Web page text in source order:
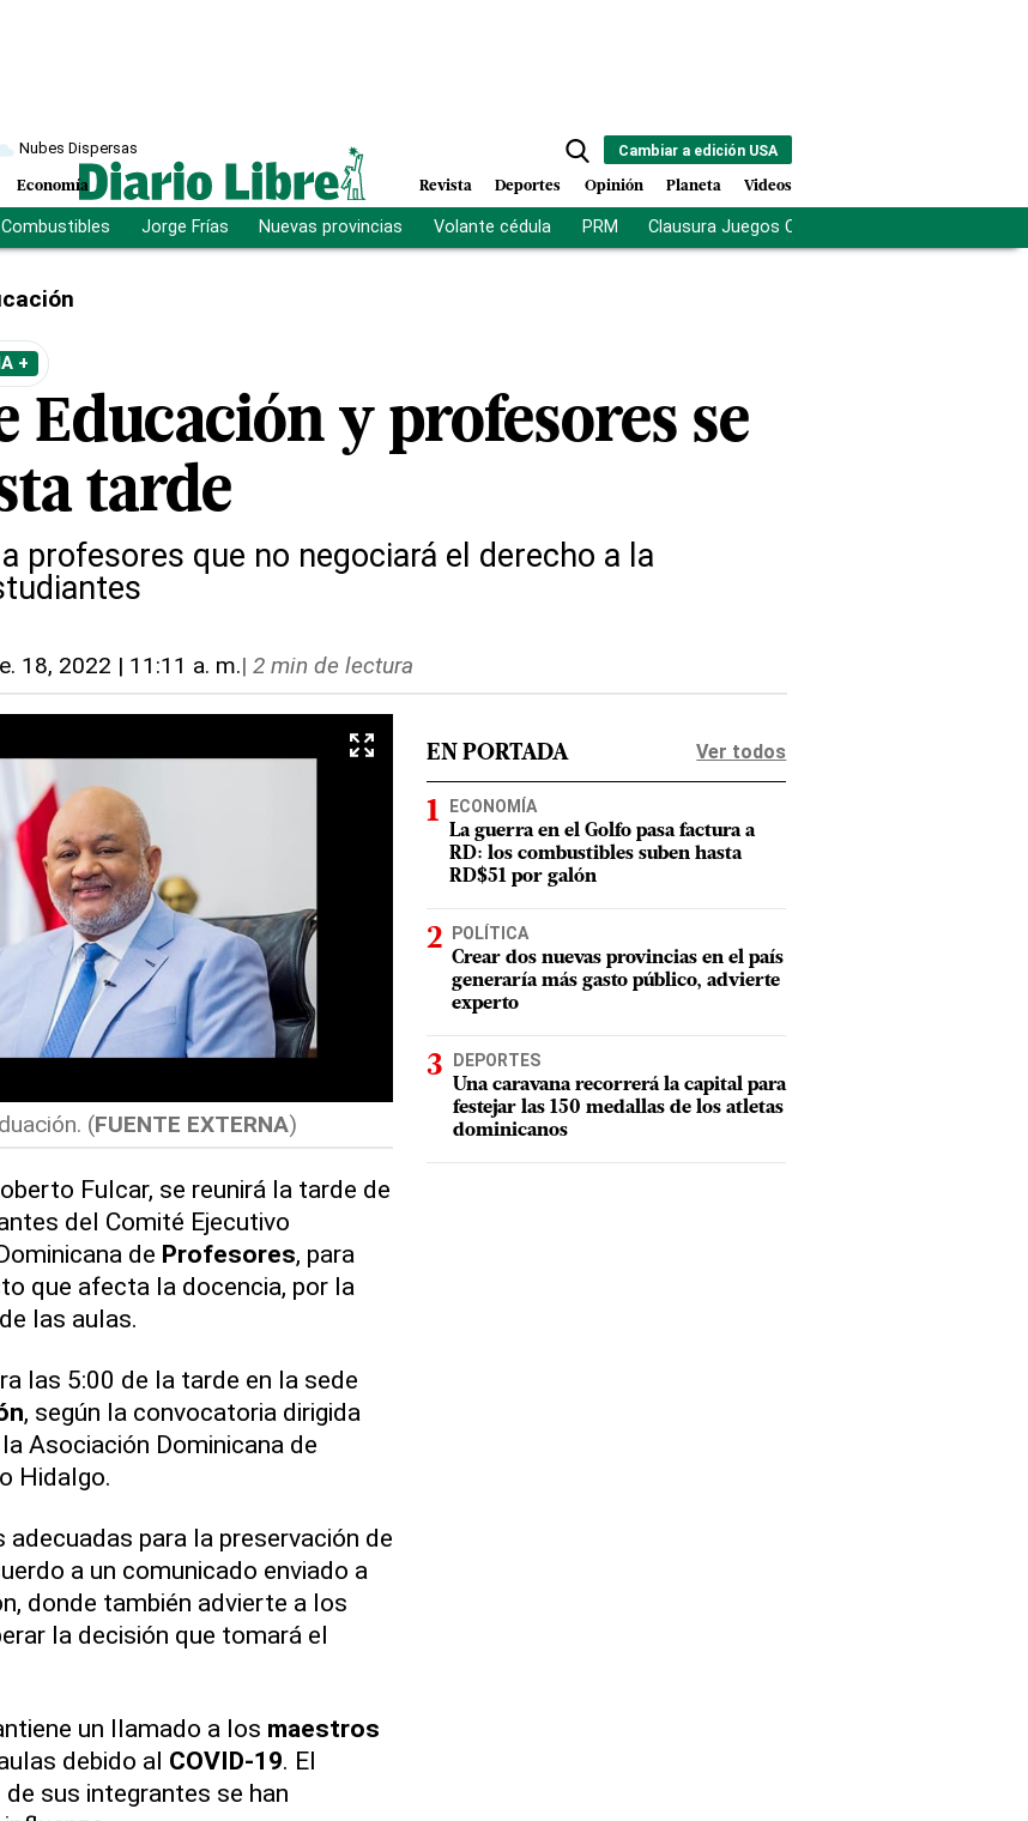
Nubes Dispersas
Economía
Cambiar a edición USA
Revista Deportes Opinión Planeta Videos
Combustibles Jorge Frías Nuevas provincias Volante cédula PRM Clausura Juegos Centroamericanos
+
Educación y profesores se
tarde
profesores que no negociará el derecho a la
18, 2022 | 11:11 a. m.| 2 min de lectura
(FUENTE EXTERNA)
Fulcar, se reunirá la tarde de
del Comité Ejecutivo
de Profesores, para
que afecta la docencia, por la
de las aulas.
las 5:00 de la tarde en la sede
, según la convocatoria dirigida
Asociación Dominicana de
Hidalgo.
para la preservación de
a un comunicado enviado a
donde también advierte a los
la decisión que tomará el
un llamado a los maestros
debido al COVID-19. El
sus integrantes se han
EN PORTADA Ver todos
ECONOMÍA
La guerra en el Golfo pasa factura a
RD: los combustibles suben hasta
RD$51 por galón
POLÍTICA
Crear dos nuevas provincias en el país
generaría más gasto público, advierte
experto
DEPORTES
Una caravana recorrerá la capital para
festejar las 150 medallas de los atletas
dominicanos